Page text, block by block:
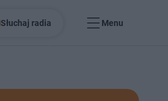
Słuchaj radia Menu